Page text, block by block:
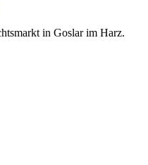
in Goslar im Harz.